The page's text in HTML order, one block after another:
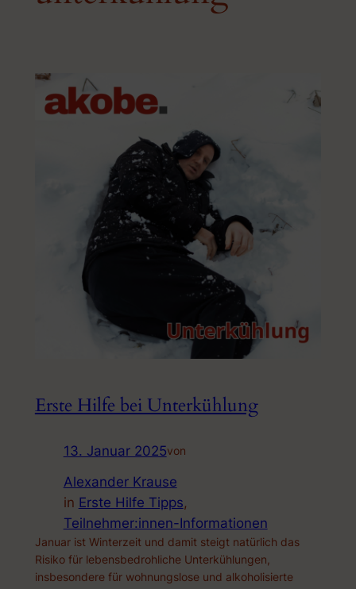
Erste Hilfe bei Unterkühlung
13. Januar 2025von
Alexander Krause
in Erste Hilfe Tipps
Teilnehmer:innen-Informationen
Januar ist Winterzeit und damit steigt natürlich das
Risiko für lebensbedrohliche Unterkühlungen,
insbesondere für wohnungslose und alkoholisierte